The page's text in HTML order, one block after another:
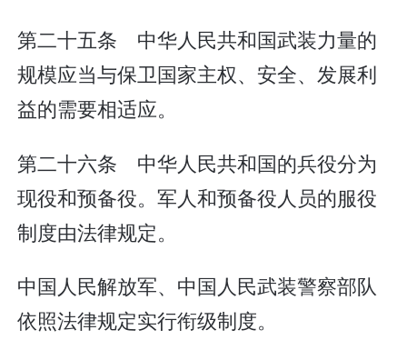
第二十五条 中华人民共和国武装力量的
规模应当与保卫国家主权、安全、发展利
益的需要相适应。
第二十六条 中华人民共和国的兵役分为
现役和预备役。军人和预备役人员的服役
制度由法律规定。
中国人民解放军、中国人民武装警察部队
依照法律规定实行衔级制度。